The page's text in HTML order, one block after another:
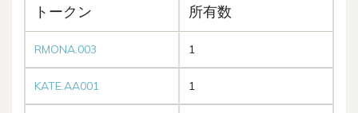
トークン 所有数
RMONA.003 1
KATE.AA001 1